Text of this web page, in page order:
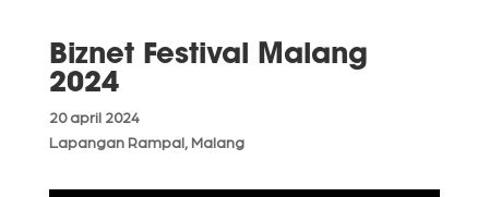
Biznet Festival Malang
2024
20 april 2024
Lapangan Rampal, Malang